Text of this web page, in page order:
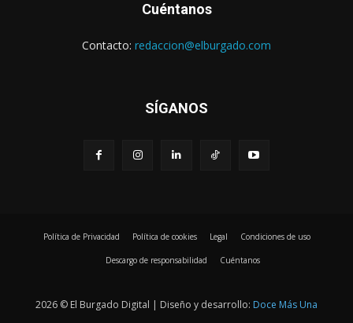
Cuéntanos
Contacto: redaccion@elburgado.com
SÍGANOS
Política de Privacidad Política de cookies Legal Condiciones de uso
Descargo de responsabilidad Cuéntanos
2026 © El Burgado Digital | Diseño y desarrollo: Doce Más Una